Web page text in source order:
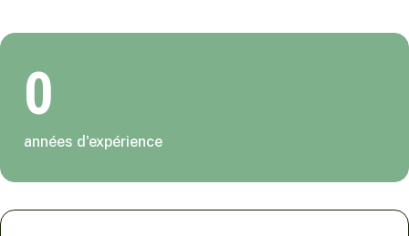
0
années d'expérience